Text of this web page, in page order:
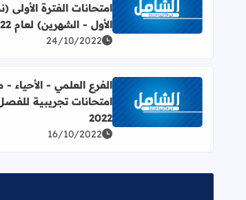
اقرأ المزيد عن الأحياء - الفرع
امتحانات الفترة
الأول - الشهرين) لعام 2022
24/10/2022
اقرأ المزيد عن الفرع العلمي - الأحياء -
الفرع العلمي - الأحياء
امتحانات تجريبية
2022
16/10/2022